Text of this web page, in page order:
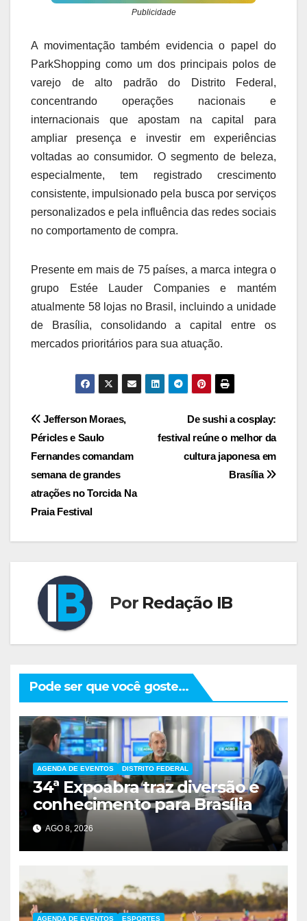
Publicidade
A movimentação também evidencia o papel do
ParkShopping como um dos principais polos de
varejo de alto padrão do Distrito Federal,
concentrando operações nacionais e
internacionais que apostam na capital para
ampliar presença e investir em experiências
voltadas ao consumidor. O segmento de beleza,
especialmente, tem registrado crescimento
consistente, impulsionado pela busca por serviços
personalizados e pela influência das redes sociais
no comportamento de compra.
Presente em mais de 75 países, a marca integra o
grupo Estée Lauder Companies e mantém
atualmente 58 lojas no Brasil, incluindo a unidade
de Brasília, consolidando a capital entre os
mercados prioritários para sua atuação.
Navegação
de
Post
De sushi a cosplay:
festival reúne o melhor da
cultura japonesa em
Brasília
Jefferson Moraes,
Péricles e Saulo
Fernandes comandam
semana de grandes
atrações no Torcida Na
Praia Festival
Por Redação IB
Pode ser que você goste...
AGENDA DE EVENTOS DISTRITO FEDERAL
34ª Expoabra traz diversão e
conhecimento para Brasília
AGO 8, 2026
AGENDA DE EVENTOS ESPORTES